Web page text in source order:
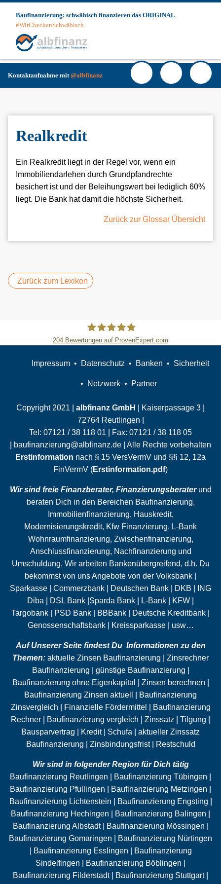
Baufinanzierung: schwäbisch finanzieren das ORIGINAL
#WirCheckenSchwäbisch
Login
Realkredit
Ein Realkredit liegt in der Regel vor, wenn ein
Immobiliendarlehen durch Grundpfandrechte
besichert ist und der Beleihungswert bei lediglich 60%
liegt. Die Bank hat damit die höchste Sicherheit.
Zurück zur Glossar Übersicht
Zurück zum Lexikon
204 Bewertungen auf ProvenExpert.com
Impressum Datenschutz Banken Sicherheit
Netzwerk Partner
Copyright 2021 | albfinanz GmbH
| Kaiserpassage 3 |
72764 Reutlingen |
Tel: 07121 / 38 118 01 | Fax: 07121 / 38 118 05
baufinanzierung@albfinanz.de | Alle Rechte vorbehalten
Erstinformation nach § 15 VersVermV und §§ 12, 12a
FinVermV (Erstinformation.pdf)
Wir sind freie Finanzberater, Finanzierungsberaterund
beraten Dich in den Bereichen Baufinanzierung,
Immobilienfinanzierung, Hauskredit,
Modernisierungskredit, Kfw Finanzierung, L-Bank
Wohnraumfinanzierung, Zwischenfinanzierung,
Anschlussfinanzierung, Nachfinanzierung und
Umschuldung. Wir arbeiten Bankenübergreifend, d.h. Du
bekommst von uns Angebote von der Volksbank |
Sparkasse | Commerzbank | Deutschen Bank | DKB | ING
Diba | DSL Bank |Sparda Bank | L-Bank | KFW |
Targobank | PSD Bank | BBBank | Deutsche Kreditbank |
Genossenschaftsbank | Kreissparkasse | usw…
Auf Unserer Seite findest Du Informationen zu den
Themen: aktuelle Zinsen Baufinanzierung | Zinsrechner
Baufinanzierung | günstige Baufinanzierung |
Baufinanzierung ohne Eigenkapital
| Zinsen berechnen |
Baufinanzierung Zinsen aktuell | Baufinanzierung
Zinsvergleich | Finanzielle Fördermittel | Baufinanzierung
Rechner | Baufinanzierung vergleich | Zinssatz | Tilgung
Bausparvertrag | Kredit | Schufa | aktueller Zinssatz
Baufinanzierung | Zinsbindungsfrist |
Restschuld
Wir sind in folgender Region für Dich tätig
Baufinanzierung Reutlingen | Baufinanzierung Tübingen |
Baufinanzierung Pfullingen | Baufinanzierung Metzingen |
Baufinanzierung Lichtenstein | Baufinanzierung Engsting |
Baufinanzierung Hechingen | Baufinanzierung Balingen |
Baufinanzierung Albstadt | Baufinanzierung Mössingen |
Baufinanzierung Gomaringen | Baufinanzierung Nürtingen
| Baufinanzierung Esslingen | Baufinanzierung
Sindelfingen | Baufinanzierung Böblingen |
Baufinanzierung Filderstadt | Baufinanzierung Stuttgart |
Kontaktaufnahme mit@albfinanz